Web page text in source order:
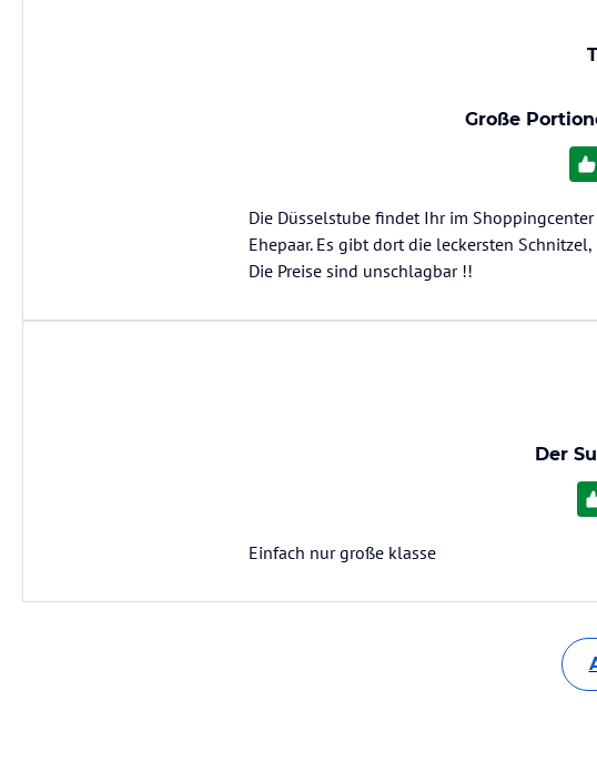
Große
Die Düsselstube findet Ihr im
Ehepaar. Es gibt dort die leckersten
Die Preise sind unschlagbar !!
Der
Einfach nur große klasse